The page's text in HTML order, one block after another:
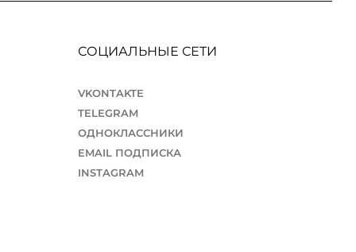
СОЦИАЛЬНЫЕ СЕТИ
VKONTAKTE
TELEGRAM
ОДНОКЛАССНИКИ
EMAIL ПОДПИСКА
INSTAGRAM